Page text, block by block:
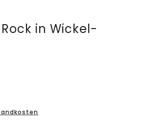
in Wickel-